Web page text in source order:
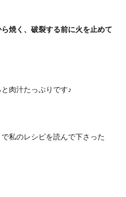
焼く、破裂する前に火を止めて
肉汁たっぷりです♪
私のレシピを読んで下さった